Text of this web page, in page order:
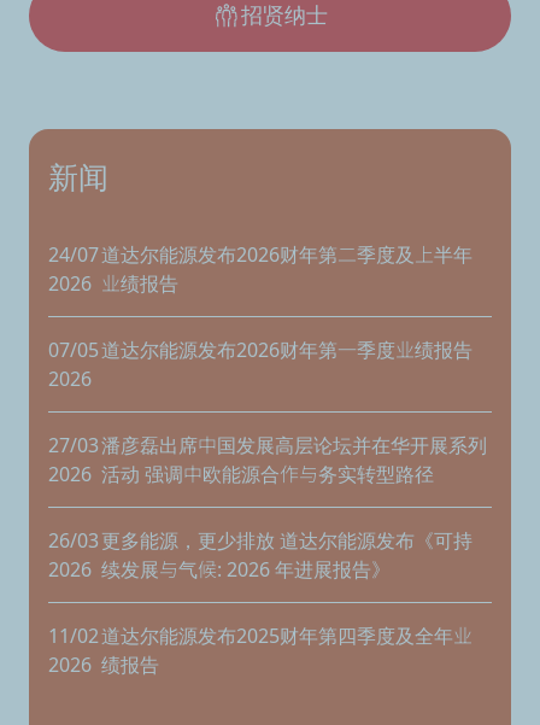
招贤纳士
新闻
24/07
2026
道达尔能源发布2026财年第二季度及上半年
业绩报告
07/05
2026
道达尔能源发布2026财年第一季度业绩报告
27/03
2026
潘彦磊出席中国发展高层论坛并在华开展系列
活动 强调中欧能源合作与务实转型路径
26/03
2026
更多能源，更少排放 道达尔能源发布《可持
续发展与气候: 2026 年进展报告》
11/02
2026
道达尔能源发布2025财年第四季度及全年业
绩报告